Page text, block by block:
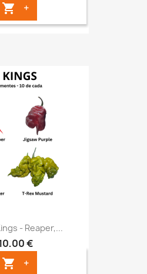
 +
- Reaper,...
€
 +